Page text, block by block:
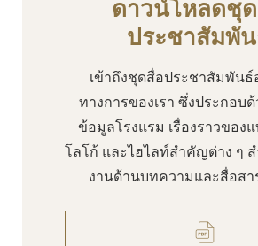
ดาวน์โหลดชุ
ประชาสัมพั
เข้าถึงชุดสื่อประชาสัมพันธ์
ทางการของเรา ซึ่งประกอบด้
ข้อมูลโรงแรม เรื่องราวของ
โลโก้ และไฮไลท์สำคัญต่าง ๆ
งานด้านบทความและสื่อส